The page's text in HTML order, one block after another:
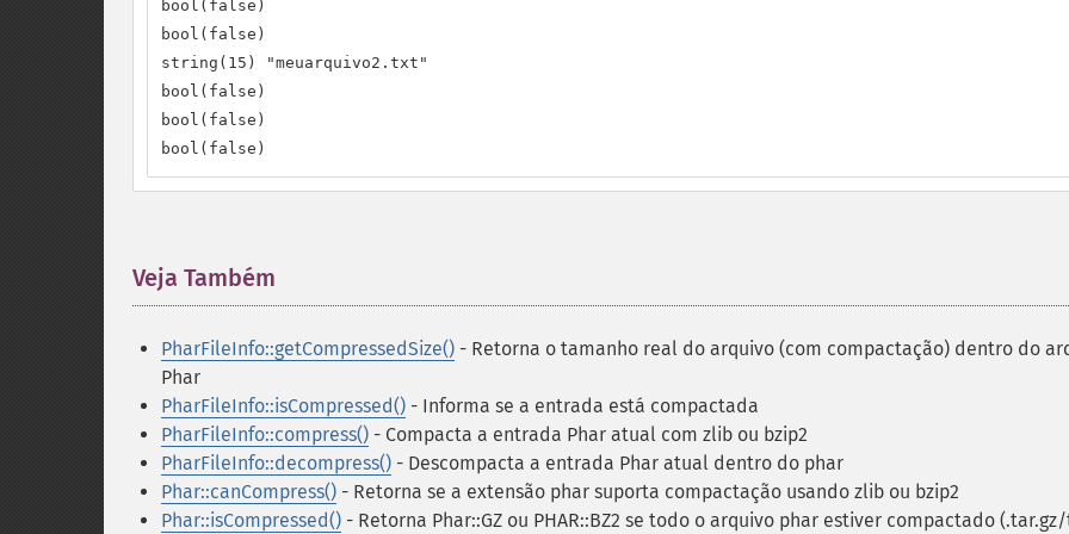
bool(false)
bool(false)
string(15) "meuarquivo2.txt"
bool(false)
bool(false)
bool(false)
Veja Também
PharFileInfo::getCompressedSize() - Retorna o tamanho real do arquivo (com compactação) dentro do
Phar
PharFileInfo::isCompressed() - Informa se a entrada está compactada
PharFileInfo::compress() - Compacta a entrada Phar atual com zlib ou bzip2
PharFileInfo::decompress() - Descompacta a entrada Phar atual dentro do phar
Phar::canCompress() - Retorna se a extensão phar suporta compactação usando zlib ou bzip2
Phar::isCompressed() - Retorna Phar::GZ ou PHAR::BZ2 se todo o arquivo phar estiver compactado